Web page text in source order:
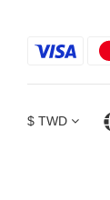
$ TWD